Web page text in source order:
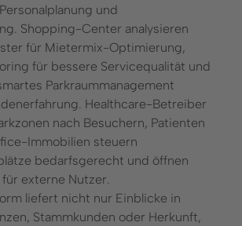
und
Shopping-Center analysieren
für Mietermix-Optimierung,
für bessere Servicequalität und
Parkraummanagement
Healthcare-Betreiber
nach Besuchern, Patienten
Immobilien steuern
bedarfsgerecht und öffnen
externe Nutzer.
liefert nicht nur Einblicke in
Stammkunden oder Herkunft,